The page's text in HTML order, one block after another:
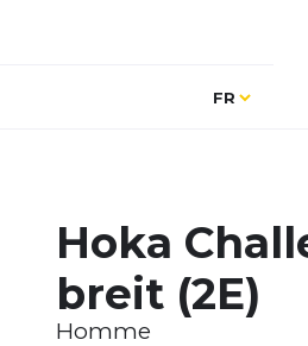
Langue
FR
Hoka
breit (2E)
Homme